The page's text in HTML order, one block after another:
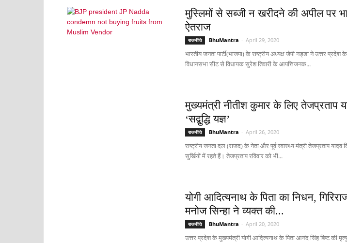
मुस्लिमों से सब्जी न खरीदने की अपील पर
ऐतराज
राजनीति BhuMantra - April 29, 2020
भारतीय जनता पार्टी(भाजपा) के राष्ट्रीय अध्यक्ष जेपी नड्डा ने उत्तर
विधानसभा सीट से विधायक सुरेश तिवारी के आपत्तिजनक...
मुख्यमंत्री नीतीश कुमार के लिए तेजप्रताप
‘सद्बुद्धि यज्ञ’
राजनीति BhuMantra - April 26, 2020
राष्ट्रीय जनता दल (राजद) के नेता और पूर्व स्वास्थ्य मंत्री तेजप्रताप यादव
सुर्खियों में रहते हैं। तेजप्रताप रविवार को भी...
योगी आदित्यनाथ के पिता का निधन,
मनोज सिन्हा ने व्यक्त की...
राजनीति BhuMantra - April 20, 2020
उत्तर प्रदेश के मुख्यमंत्री योगी आदित्यनाथ के पिता आनंद सिंह बिष्ट की